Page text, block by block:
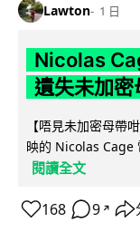
Lawton 1 日
Nicolas
遺失未加密
【唔見未加密母帶
映的 Nicolas Cage
閱讀全文
168 9 ↗